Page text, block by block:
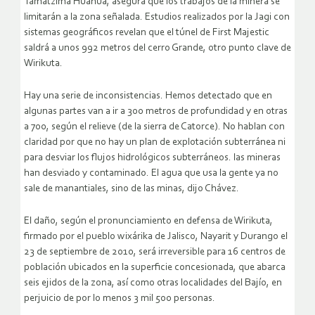
limitarán a la zona señalada. Estudios realizados por la Jagi con
sistemas geográficos revelan que el túnel de First Majestic
saldrá a unos 992 metros del cerro Grande, otro punto clave de
Wirikuta.
Hay una serie de inconsistencias. Hemos detectado que en
algunas partes van a ir a 300 metros de profundidad y en otras
a 700, según el relieve (de la sierra de Catorce). No hablan con
claridad por que no hay un plan de explotación subterránea ni
para desviar los flujos hidrológicos subterráneos. las mineras
han desviado y contaminado. El agua que usa la gente ya no
sale de manantiales, sino de las minas, dijo Chávez.
El daño, según el pronunciamiento en defensa de Wirikuta,
firmado por el pueblo wixárika de Jalisco, Nayarit y Durango el
23 de septiembre de 2010, será irreversible para 16 centros de
población ubicados en la superficie concesionada, que abarca
seis ejidos de la zona, así como otras localidades del Bajío, en
perjuicio de por lo menos 3 mil 500 personas.